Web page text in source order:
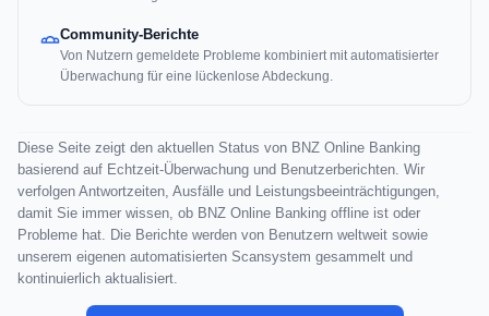
Community-Berichte
Von Nutzern gemeldete Probleme kombiniert mit automatisierter
Überwachung für eine lückenlose Abdeckung.
Diese Seite zeigt den aktuellen Status von BNZ Online Banking
basierend auf Echtzeit-Überwachung und Benutzerberichten. Wir
verfolgen Antwortzeiten, Ausfälle und Leistungsbeeinträchtigungen,
damit Sie immer wissen, ob BNZ Online Banking offline ist oder
Probleme hat. Die Berichte werden von Benutzern weltweit sowie
unserem eigenen automatisierten Scansystem gesammelt und
kontinuierlich aktualisiert.